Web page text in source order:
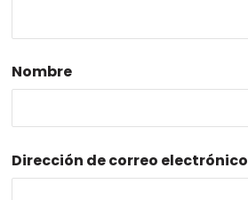
Nombre
Dirección de correo electrónico